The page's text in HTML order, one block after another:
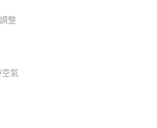
整
空氣